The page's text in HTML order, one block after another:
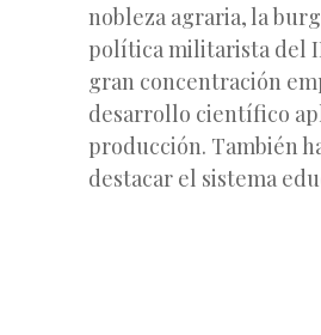
nobleza agraria, la
política militarista del
gran concentración
desarrollo científico
producción. También
destacar el sistema